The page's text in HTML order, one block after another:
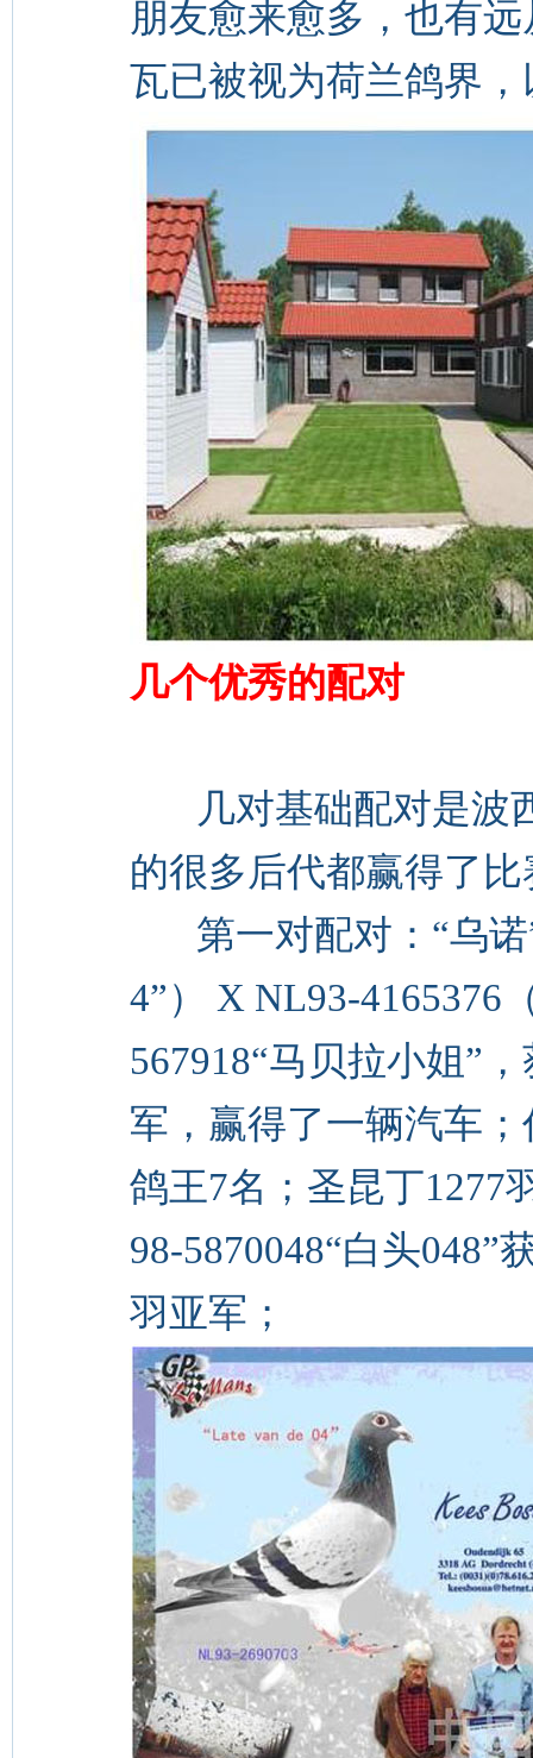
朋友愈来愈多，也有
瓦已被视为荷兰鸽界
几个优秀的配对
几对基础配对是波
的很多后代都赢得了比
第一对配对：“乌诺
4”） X NL93-4165376
567918“马贝拉小姐”
军，赢得了一辆汽车
鸽王7名；圣昆丁1277
98-5870048“白头048”
羽亚军；